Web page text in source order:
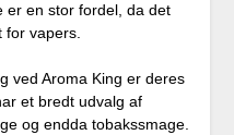
er en stor fordel, da det
vapers.
ved Aroma King er deres
et bredt udvalg af
og endda tobakssmage.